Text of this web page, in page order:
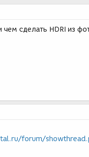
чем сделать HDRI из
forum/